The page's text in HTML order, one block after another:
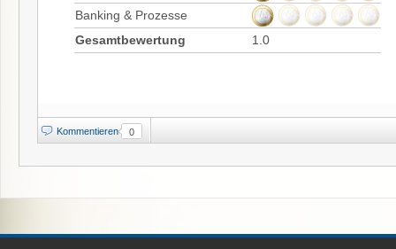
Banking & Prozesse
Gesamtbewertung
1.0
Kommentieren 0